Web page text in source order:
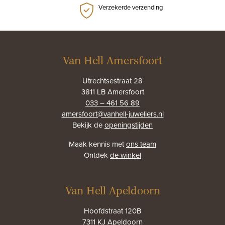
Verzekerde verzending
Van Hell Amersfoort
Utrechtsestraat 28
3811 LB Amersfoort
033 – 461 56 89
amersfoort@vanhell-juweliers.nl
Bekijk deopeningstijden
Maak kennis metons team
Ontdekde winkel
Van Hell Apeldoorn
Hoofdstraat 120B
7311 KJ Apeldoorn